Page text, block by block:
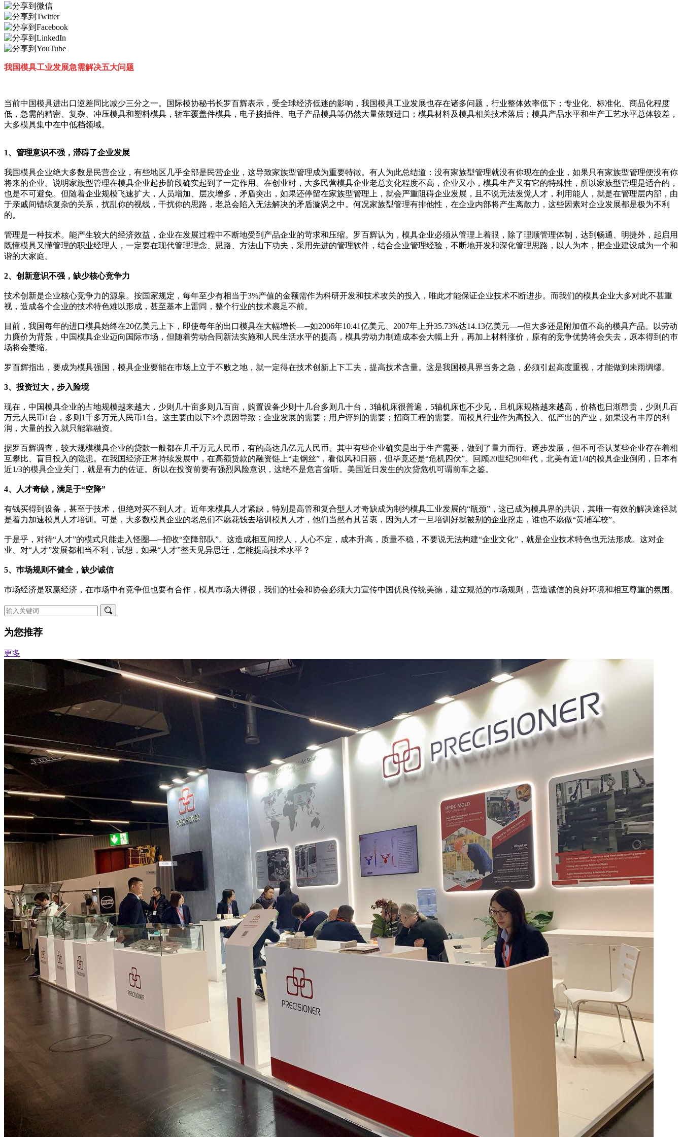
我国模具工业发展急需解决五大问题
当前中国模具进出口逆差同比减少三分之一。国际模协秘书长罗百辉表示，受全球经济低迷的影响，我国模具工业发展也存在诸多问题，行业整体效率低下；专业化、标准化、商品化程度
低，急需的精密、复杂、冲压模具和塑料模具，轿车覆盖件模具，电子接插件、电子产品模具等仍然大量依赖进口；模具材料及模具相关技术落后；模具产品水平和生产工艺水平总体较差，
大多模具集中在中低档领域。
1、管理意识不强，滞碍了企业发展
我国模具企业绝大多数是民营企业，有些地区几乎全部是民营企业，这导致家族型管理成为重要特徵。有人为此总结道：没有家族型管理就没有你现在的企业，如果只有家族型管理便没有你
将来的企业。说明家族型管理在模具企业起步阶段确实起到了一定作用。在创业时，大多民营模具企业老总文化程度不高，企业又小，模具生产又有它的特殊性，所以家族型管理是适合的，
也是不可避免。但随着企业规模飞速扩大，人员增加、层次增多，矛盾突出，如果还停留在家族型管理上，就会严重阻碍企业发展，且不说无法发觉人才，利用能人，就是在管理层内部，由
于亲戚间错综复杂的关系，扰乱你的视线，干扰你的思路，老总会陷入无法解决的矛盾漩涡之中。何况家族型管理有排他性，在企业内部将产生离散力，这些因素对企业发展都是极为不利
的。
管理是一种技术。能产生较大的经济效益，企业在发展过程中不断地受到产品企业的苛求和压缩。罗百辉认为，模具企业必须从管理上着眼，除了理顺管理体制，达到畅通、明捷外，起启用
既懂模具又懂管理的职业经理人，一定要在现代管理理念、思路、方法山下功夫，采用先进的管理软件，结合企业管理经验，不断地开发和深化管理思路，以人为本，把企业建设成为一个和
谐的大家庭。
2、创新意识不强，缺少核心竞争力
技术创新是企业核心竞争力的源泉。按国家规定，每年至少有相当于3%产值的金额需作为科研开发和技术攻关的投入，唯此才能保证企业技术不断进步。而我们的模具企业大多对此不甚重
视，造成各个企业的技术特色难以形成，甚至基本上雷同，整个行业的技术裹足不前。
目前，我国每年的进口模具始终在20亿美元上下，即使每年的出口模具在大幅增长—─如2006年10.41亿美元、2007年上升35.73%达14.13亿美元—─但大多还是附加值不高的模具产品。以劳动
力廉价为背景，中国模具企业迈向国际巿场，但随着劳动合同新法实施和人民生活水平的提高，模具劳动力制造成本会大幅上升，再加上材料涨价，原有的竞争优势将会失去，原本得到的巿
场将会萎缩。
罗百辉指出，要成为模具强国，模具企业要能在巿场上立于不败之地，就一定得在技术创新上下工夫，提高技术含量。这是我国模具界当务之急，必须引起高度重视，才能做到未雨绸缪。
3、投资过大，步入险境
现在，中国模具企业的占地规模越来越大，少则几十亩多则几百亩，购置设备少则十几台多则几十台，3轴机床很普遍，5轴机床也不少见，且机床规格越来越高，价格也日渐昂贵，少则几百
万元人民币1台，多则1千多万元人民币1台。这主要由以下3个原因导致：企业发展的需要；用户评判的需要；招商工程的需要。而模具行业作为高投入、低产出的产业，如果没有丰厚的利
润，大量的投入就只能靠融资。
据罗百辉调查，较大规模模具企业的贷款一般都在几千万元人民币，有的高达几亿元人民币。其中有些企业确实是出于生产需要，做到了量力而行、逐步发展，但不可否认某些企业存在着相
互攀比、盲目投入的隐患。在我国经济正常持续发展中，在高额贷款的融资链上“走钢丝”，看似风和日丽，但毕竟还是“危机四伏”。回顾20世纪90年代，北美有近1/4的模具企业倒闭，日本有
近1/3的模具企业关门，就是有力的佐证。所以在投资前要有强烈风险意识，这绝不是危言耸听。美国近日发生的次贷危机可谓前车之鉴。
4、人才奇缺，满足于“空降”
有钱买得到设备，甚至于技术，但绝对买不到人才。近年来模具人才紧缺，特别是高管和复合型人才奇缺成为制约模具工业发展的“瓶颈”，这已成为模具界的共识，其唯一有效的解决途径就
是着力加速模具人才培训。可是，大多数模具企业的老总们不愿花钱去培训模具人才，他们当然有其苦衷，因为人才一旦培训好就被别的企业挖走，谁也不愿做“黄埔军校”。
于是乎，对待“人才”的模式只能走入怪圈—─招收“空降部队”。这造成相互间挖人，人心不定，成本升高，质量不稳，不要说无法构建“企业文化”，就是企业技术特色也无法形成。这对企
业、对“人才”发展都相当不利，试想，如果“人才”整天见异思迁，怎能提高技术水平？
5、巿场规则不健全，缺少诚信
巿场经济是双赢经济，在巿场中有竞争但也要有合作，模具巿场大得很，我们的社会和协会必须大力宣传中国优良传统美德，建立规范的巿场规则，营造诚信的良好环境和相互尊重的氛围。
为您推荐
更多